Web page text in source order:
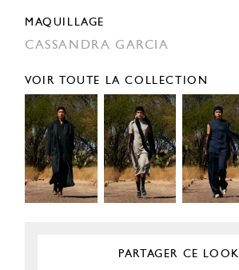
MAQUILLAGE
CASSANDRA GARCIA
VOIR TOUTE LA COLLECTION
PARTAGER CE LOOK